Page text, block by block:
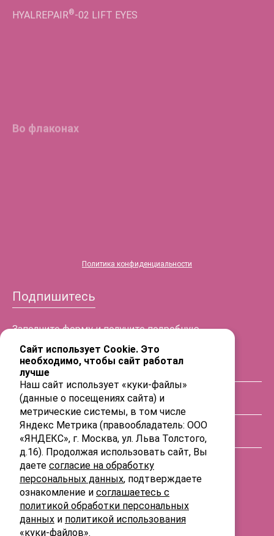
HYALREPAIR®-05
Политика конфиденциальности
Подпишитесь
Заполните форму и получите подробную
информацию!
ФИО
Телефон
E-mail
Сайт использует Cookie. Это
необходимо, чтобы сайт работал
лучше
Наш сайт использует «куки-файлы»
(данные о посещениях сайта) и
метрические системы, в том числе
Яндекс Метрика (правообладатель: ООО
«ЯНДЕКС», г. Москва, ул. Льва Толстого,
д.16). Продолжая использовать сайт, Вы
даете согласие на обработку
персональных данных, подтверждаете
ознакомление и соглашаетесь с
политикой обработки персональных
данных и политикой использования
«куки-файлов».